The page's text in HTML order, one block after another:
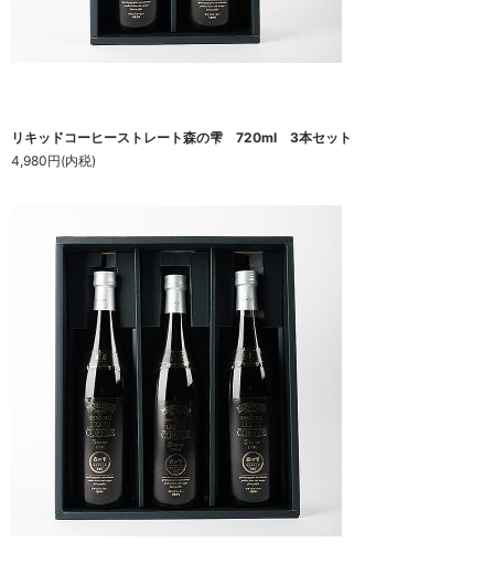
リキッドコーヒーストレート森の雫 720ml 3本セット
4,980円(内税)